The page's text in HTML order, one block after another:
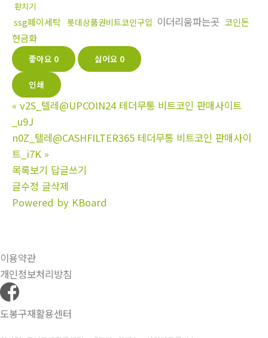
환치기
ssg페이세탁 롯데상품권비트코인구입 이더리움파는곳 코인돈
현금화
좋아요 0 싫어요 0
인쇄
« v2S_텔레@UPCOIN24 테더무통 비트코인 판매사이트
_u9J
n0Z_텔레@CASHFILTER365 테더무통 비트코인 판매사이
트_i7K »
목록보기 답글쓰기
글수정 글삭제
Powered by KBoard
이용약관
개인정보처리방침
도봉구재활용센터